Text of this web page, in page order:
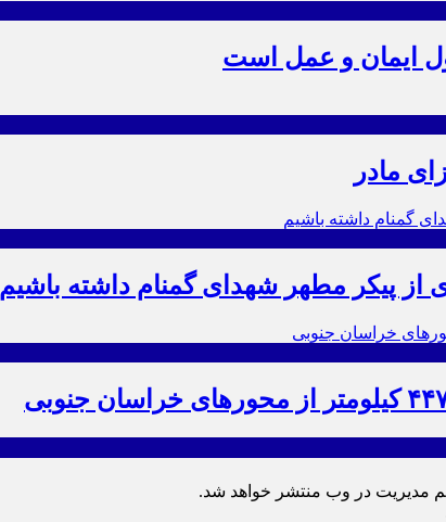
ایمان و عمل است
مادر
از پیکر مطهر شهدای گمنام داشته باشیم
مدیریت در وب منتشر خواهد شد.